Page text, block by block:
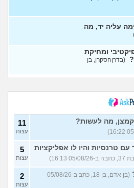
21)
13
בן
13
עצות
20
עצות
6
עצות
עליה יד, מה
ומחיקת
(בדרןהסקרן, בן
מה לעשות? 11
עצות
עם טרנסיות והיו לו אפליקציות
16:13)
5
עצות
(בן אדם, בן 18, כתב ב-05/08/26
2
עצות